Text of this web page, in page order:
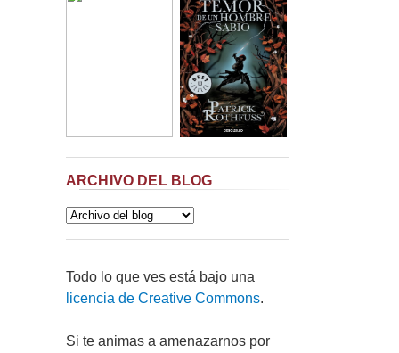
ARCHIVO DEL BLOG
Todo lo que ves está bajo una
licencia de Creative Commons.
Si te animas a amenazarnos por